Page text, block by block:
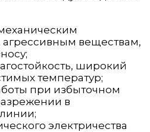
веществам,
широкий
температур;
при избыточном
в
электричества